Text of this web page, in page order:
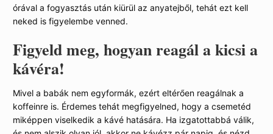
órával a fogyasztás után kiürül az anyatejből, tehát ezt kell
neked is figyelembe venned.
Figyeld meg, hogyan reagál a kicsi a
kávéra!
Mivel a babák nem egyformák, ezért eltérően reagálnak a
koffeinre is. Érdemes tehát megfigyelned, hogy a csemetéd
miképpen viselkedik a kávé hatására. Ha izgatottabbá válik,